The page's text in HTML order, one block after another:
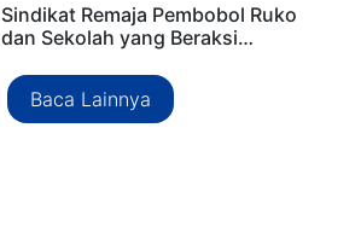
Sindikat Remaja Pembobol Ruko
dan Sekolah yang Beraksi…
Baca Lainnya